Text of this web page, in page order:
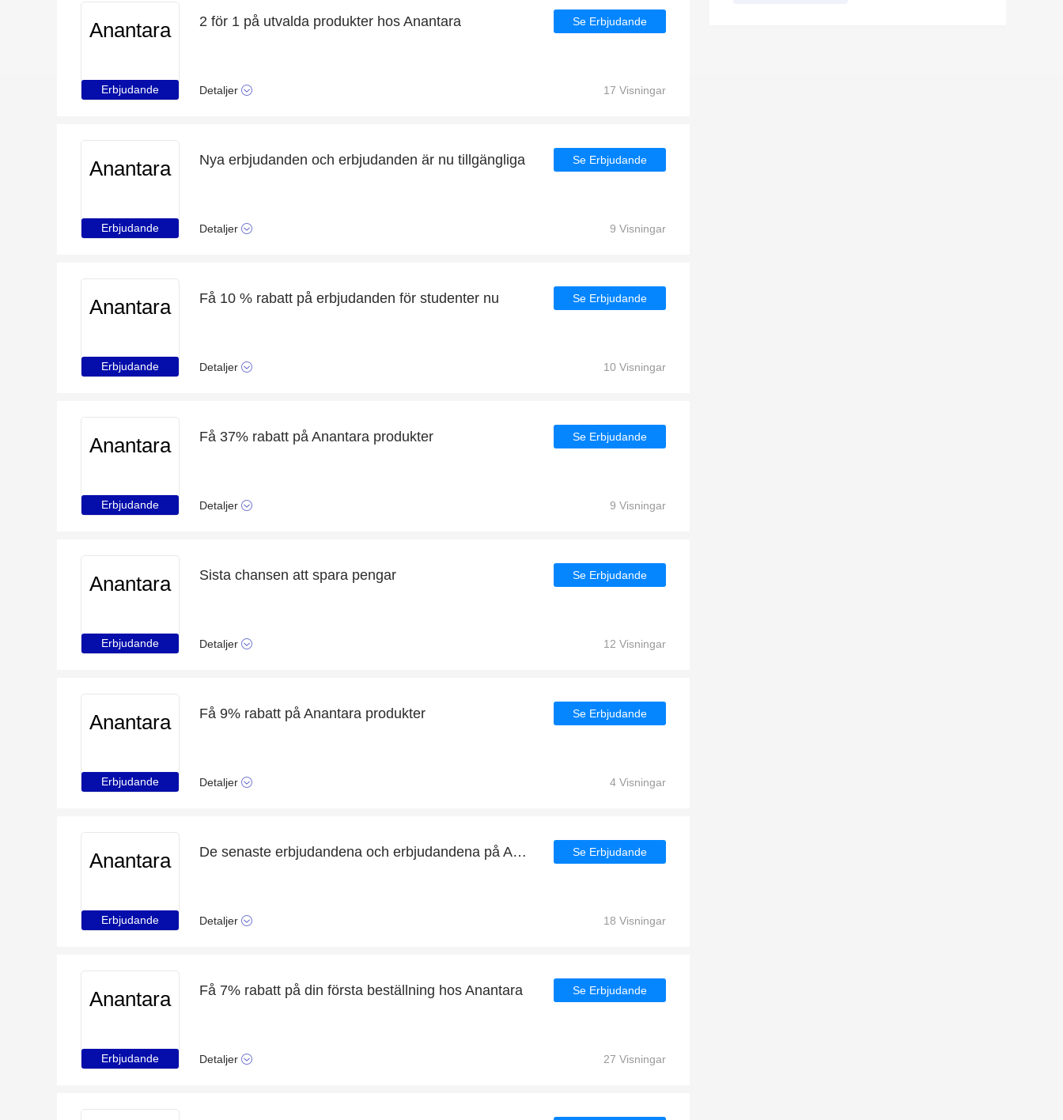
Anantara
Erbjudande
2 för 1 på utvalda produkter hos Anantara
Detaljer
Se Erbjudande
17 Visningar
Anantara
Erbjudande
Nya erbjudanden och erbjudanden är nu tillgängliga
Detaljer
Se Erbjudande
9 Visningar
Anantara
Erbjudande
Få 10 % rabatt på erbjudanden för studenter nu
Detaljer
Se Erbjudande
10 Visningar
Anantara
Erbjudande
Få 37% rabatt på Anantara produkter
Detaljer
Se Erbjudande
9 Visningar
Anantara
Erbjudande
Sista chansen att spara pengar
Detaljer
Se Erbjudande
12 Visningar
Anantara
Erbjudande
Få 9% rabatt på Anantara produkter
Detaljer
Se Erbjudande
4 Visningar
Anantara
Erbjudande
De senaste erbjudandena och erbjudandena på Anantara
Detaljer
Se Erbjudande
18 Visningar
Anantara
Erbjudande
Få 7% rabatt på din första beställning hos Anantara
Detaljer
Se Erbjudande
27 Visningar